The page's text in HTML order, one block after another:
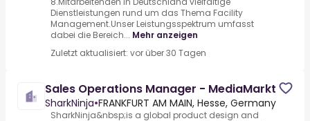
Dienstleistungen rund um das Thema Facility
Management.Unser Leistungsspektrum umfasst
dabei die Bereich... Mehr anzeigen
Zuletzt aktualisiert: vor über 30 Tagen
Sales Operations Manager - MediaMarkt
SharkNinja•FRANKFURT AM MAIN, Hesse, Germany
SharkNinja&nbsp;is a global product design and